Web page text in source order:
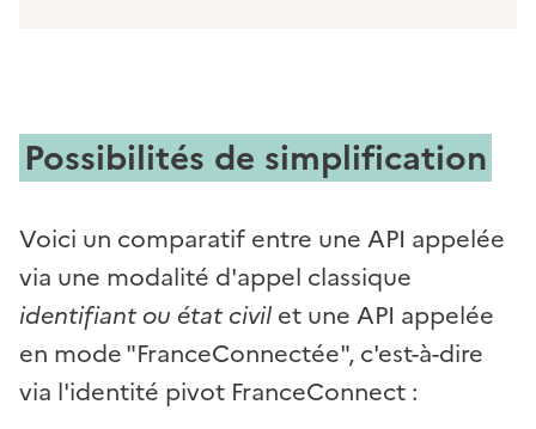
Possibilités de simplification
Voici un comparatif entre une API appelée
via une modalité d'appel classique
identifiant ou état civil et une API appelée
en mode "FranceConnectée", c'est-à-dire
via l'identité pivot FranceConnect :